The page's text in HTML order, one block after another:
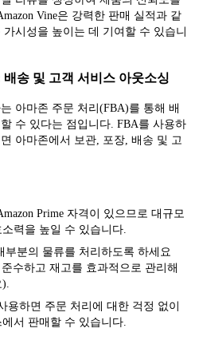
Vine은 강력한 판매 실적과 같
시성을 높이는 데 기여할 수 있습니
송 및 고객 서비스 아웃소싱
아마존 주문 처리(FBA)를 통해 배
수 있다는 점입니다. FBA를 사용하
아마존에서 보관, 포장, 배송 및 고
Prime 자격이 있으므로 대규모
력을 높일 수 있습니다.
부분의 물류를 처리하도록 하세요
수하고 재고를 효과적으로 관리해
용하면 주문 처리에 대한 걱정 없이
서 판매할 수 있습니다.